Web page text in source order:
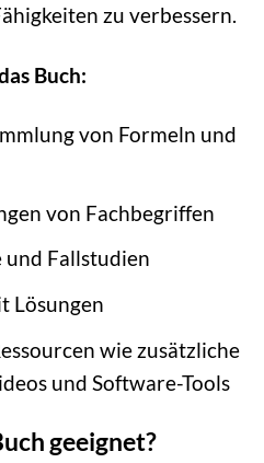
zu verbessern.
Buch:
von Formeln und
von Fachbegriffen
und Fallstudien
Lösungen
wie zusätzliche
und Software-Tools
geeignet?